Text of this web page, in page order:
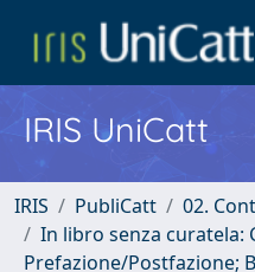
IRIS UniCatt
IRIS PubliCatt
02.
In libro senza curatela:
Prefazione/Postfazione;